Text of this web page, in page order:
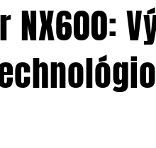
NX600: